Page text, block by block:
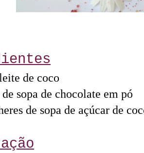
de coco
sopa de chocolate em pó
de sopa de açúcar de